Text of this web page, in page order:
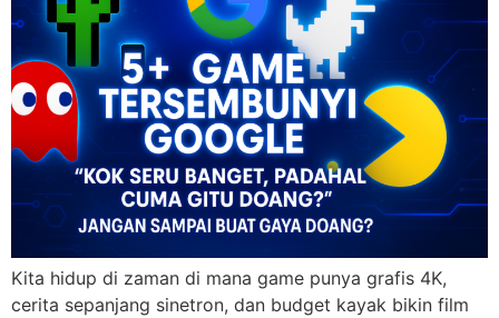
Kita hidup di zaman di mana game punya grafis 4K,
cerita sepanjang sinetron, dan budget kayak bikin film